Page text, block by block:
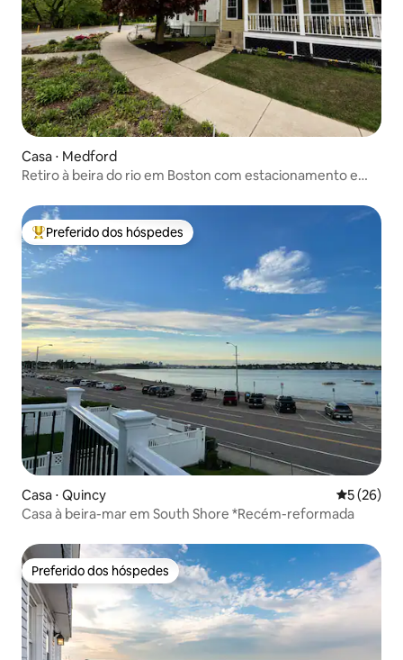
Casa ⋅ Medford
Retiro à beira do rio em Boston com estacionamento e
Entre os melhores preferidos dos hóspedes
Preferido dos hóspedes
Casa ⋅ Quincy 5 de uma
5 (26)
Casa à beira-mar em South Shore *Recém-reformada
Preferido dos hóspedes
Preferido dos hóspedes